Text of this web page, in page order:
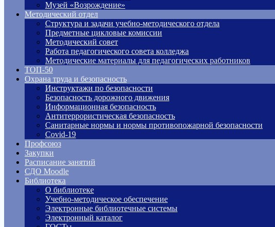
Музей «Возрождение»
Методический отдел
Структура и задачи учебно-методического отдела
Предметные цикловые комиссии
Методический совет
Работа педагогического совета колледжа
Методические материалы для педагогических работников
ТОП-50
Охрана труда и безопасность
Инструктажи по безопасности
Безопасность дорожного движения
Информационная безопасность
Антитеррористическая безопасность
Санитарные нормы и нормы противопожарной безопасности
Covid-19
Профсоюз
Закупки
Расписание занятий
СДО Moodle
Библиотека
О библиотеке
Учебно-методическое обеспечение
Электронные библиотечные системы
Электронный каталог